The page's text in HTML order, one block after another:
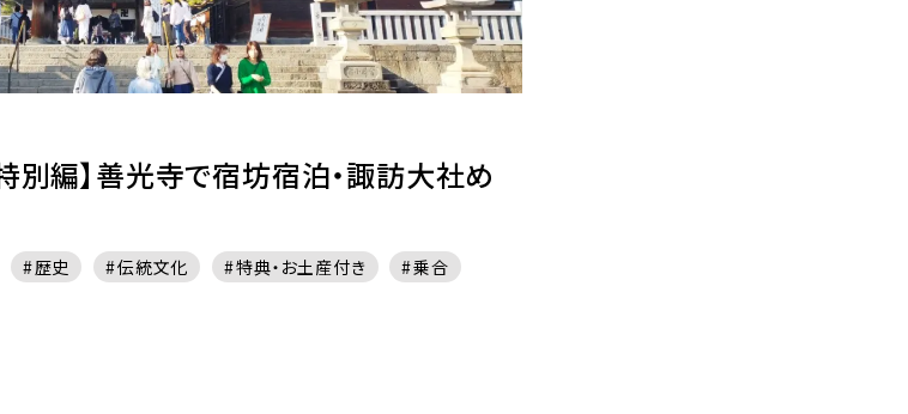
別編】善光寺で宿坊宿泊・諏訪大社め
歴史 伝統文化 特典・お土産付き
乗合